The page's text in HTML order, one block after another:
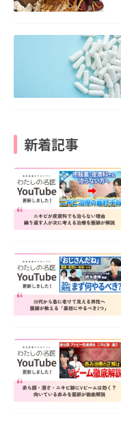
新着記事